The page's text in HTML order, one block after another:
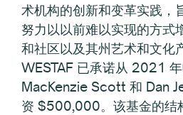
术机构的创新和变革实践，
努力以以前难以实现的方式
和社区以及其州艺术和文化
WESTAF 已承诺从 2021
MacKenzie Scott 和 Dan
资 $500,000。该基金的结